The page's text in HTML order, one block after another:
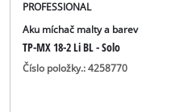
PROFESSIONAL
Aku míchač malty a barev
TP-MX 18-2 Li BL - Solo
Číslo položky.: 4258770